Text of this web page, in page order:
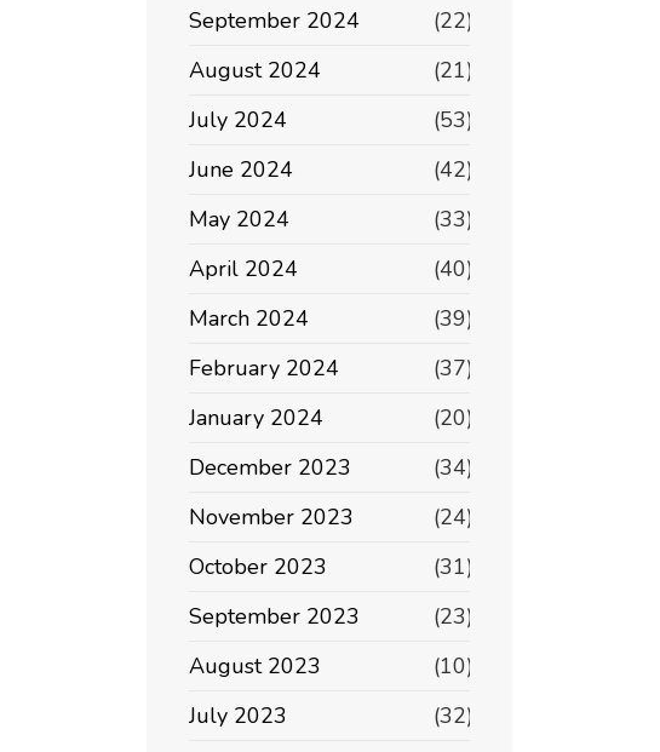
September 2024
(22)
August 2024
(21)
July 2024
(53)
June 2024
(42)
May 2024
(33)
April 2024
(40)
March 2024
(39)
February 2024
(37)
January 2024
(20)
December 2023
(34)
November 2023
(24)
October 2023
(31)
September 2023
(23)
August 2023
(10)
July 2023
(32)